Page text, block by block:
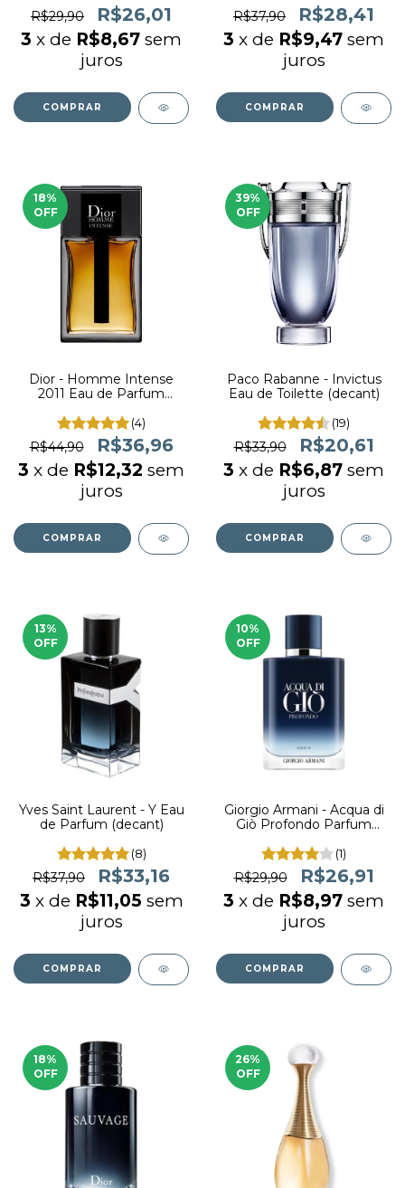
R$29,90 R$26,01
3 x de R$8,67 sem
juros
COMPRAR
R$37,90 R$28,41
3 x de R$9,47 sem
juros
COMPRAR
18%
OFF
Dior - Homme Intense
2011 Eau de Parfum
(4)
R$44,90 R$36,96
3 x de R$12,32 sem
juros
COMPRAR
39%
OFF
Paco Rabanne - Invictus
Eau de Toilette (decant)
(19)
R$33,90 R$20,61
3 x de R$6,87 sem
juros
COMPRAR
13%
OFF
Yves Saint Laurent - Y Eau
de Parfum (decant)
(8)
R$37,90 R$33,16
3 x de R$11,05 sem
juros
COMPRAR
10%
OFF
Giorgio Armani - Acqua di
Giò Profondo Parfum
(1)
R$29,90 R$26,91
3 x de R$8,97 sem
juros
COMPRAR
18%
OFF
26%
OFF